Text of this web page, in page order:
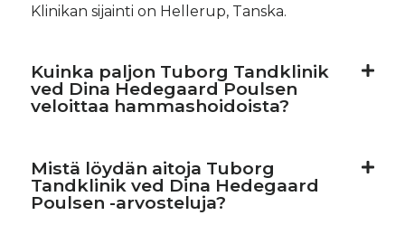
Klinikan sijainti on Hellerup, Tanska.
Kuinka paljon Tuborg Tandklinik
ved Dina Hedegaard Poulsen
veloittaa hammashoidoista?
Mistä löydän aitoja Tuborg
Tandklinik ved Dina Hedegaard
Poulsen -arvosteluja?